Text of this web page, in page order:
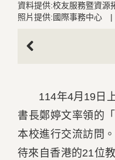
資料提供:校友服務暨資源
照片提供:國際事務中心
|
114年4月19日上
書長鄭婷文率領的
本校進行交流訪問
待來自香港的21位